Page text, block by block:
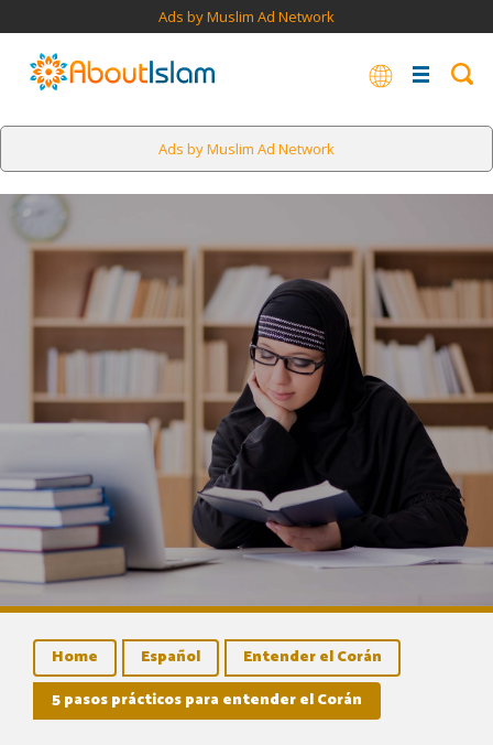
Ads by Muslim Ad Network
Ads by Muslim Ad Network
Home Español
Entender el Corán
5 pasos prácticos para entender el Corán